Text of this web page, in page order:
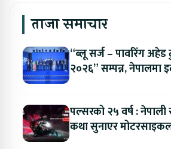
ताजा समाचार
“ब्लू सर्ज – पावरिंग अहेड
२०२६” सम्पन्न, नेपालमा
पल्सरको २५ वर्ष :
कथा सुनाएर